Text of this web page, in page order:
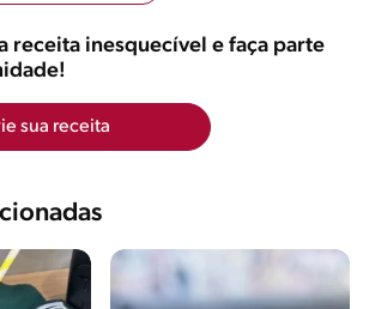
receita inesquecível e faça parte
sua receita